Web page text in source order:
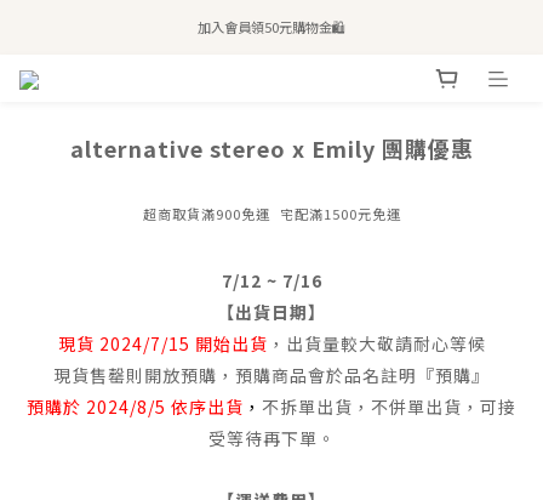
全站滿$2,500免運｜6/30前 含新品滿$1,300超取免運
加入會員領50元購物金🛍️
全站滿$2,500免運｜6/30前 含新品滿$1,300超取免運
alternative stereo x Emily 團購優惠
超商取貨滿900免運 宅配滿1500元免運
7/12 ~ 7/16
【出貨日期】
現貨 2024/7/15 開始出貨 ，出貨量較大敬請耐心等候
現貨售罄則開放預購，預購商品會於品名註明『預購』
預購於 2024/8/5 依序出貨 ， 不拆單出貨，不併單出貨，可接
受等待再下單。